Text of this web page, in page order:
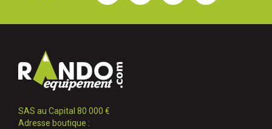
SAS au Capital 80 000 €
Adresse boutique :